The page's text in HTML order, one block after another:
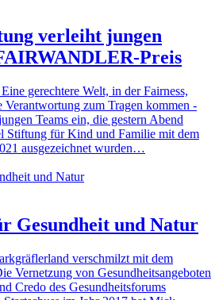
verleiht jungen
Preis
gerechtere Welt, in der Fairness,
zum Tragen kommen -
Teams ein, die gestern Abend
Stiftung für Kind und Familie mit dem
ausgezeichnet wurden…
Gesundheit und Natur
verschmilzt mit dem
Vernetzung von Gesundheitsangeboten
Credo des Gesundheitsforums